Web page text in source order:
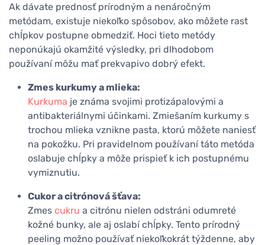
Ak dávate prednosť prírodným a nenáročným
metódam, existuje niekoľko spôsobov, ako môžete rast
chĺpkov postupne obmedziť. Hoci tieto metódy
neponúkajú okamžité výsledky, pri dlhodobom
používaní môžu mať prekvapivo dobrý efekt.
Zmes kurkumy a mlieka:
Kurkuma je známa svojimi protizápalovými a
antibakteriálnymi účinkami. Zmiešaním kurkumy s
trochou mlieka vznikne pasta, ktorú môžete naniesť
na pokožku. Pri pravidelnom používaní táto metóda
oslabuje chĺpky a môže prispieť k ich postupnému
vymiznutiu.
Cukor a citrónová šťava:
Zmes cukru a citrónu nielen odstráni odumreté
kožné bunky, ale aj oslabí chĺpky. Tento prírodný
peeling možno používať niekoľkokrát týždenne, aby